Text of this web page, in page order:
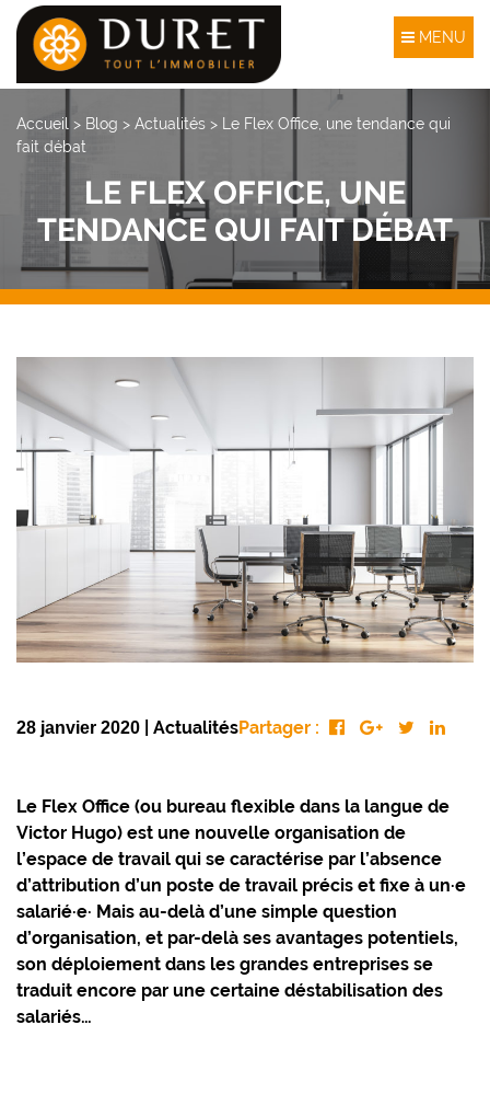
MENU
Accueil > Blog > Actualités > Le Flex Office, une tendance qui
fait débat
LE FLEX OFFICE, UNE
TENDANCE QUI FAIT DÉBAT
28 janvier 2020 ActualitésPartager :
Le Flex Office (ou bureau flexible dans la langue de
Victor Hugo) est une nouvelle organisation de
l’espace de travail qui se caractérise par l’absence
d’attribution d’un poste de travail précis et fixe à un·e
salarié·e· Mais au-delà d’une simple question
d’organisation, et par-delà ses avantages potentiels,
son déploiement dans les grandes entreprises se
traduit encore par une certaine déstabilisation des
salariés…